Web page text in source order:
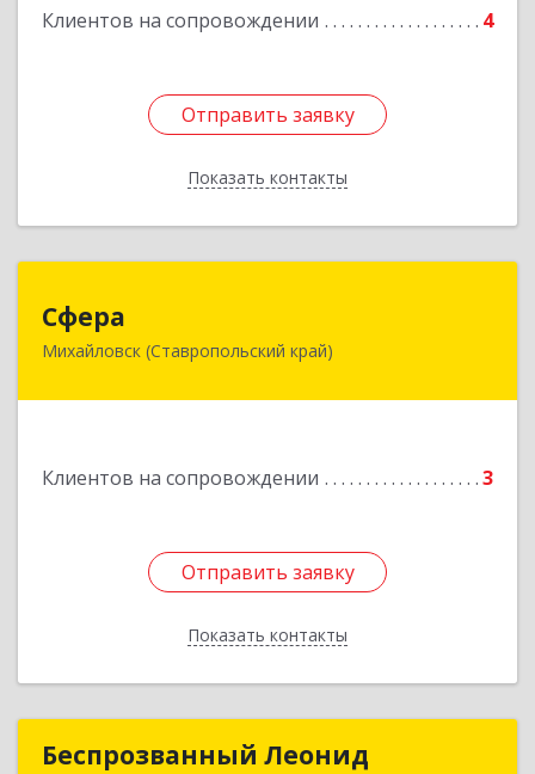
Клиентов на сопровождении 4
Отправить заявку
Показать контакты
Отправить заявку
Назад
Сфера
Михайловск (Ставропольский край)
Клиентов на сопровождении 3
Отправить заявку
Показать контакты
356240, Ставропольский край, Шпаковский р-
Подробнее
Отправить заявку
Назад
Беспрозванный Леонид
Беспрозванный Леонид